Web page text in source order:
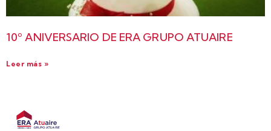
10º ANIVERSARIO DE ERA GRUPO ATUAIRE
Leer más »